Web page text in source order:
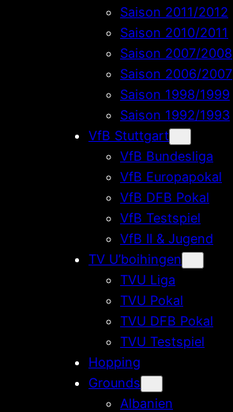
Saison 2011/2012
Saison 2010/2011
Saison 2007/2008
Saison 2006/2007
Saison 1998/1999
Saison 1992/1993
VfB Stuttgart
VfB Bundesliga
VfB Europapokal
VfB DFB Pokal
VfB Testspiel
VfB II & Jugend
TV U’boihingen
TVU Liga
TVU Pokal
TVU DFB Pokal
TVU Testspiel
Hopping
Grounds
Albanien